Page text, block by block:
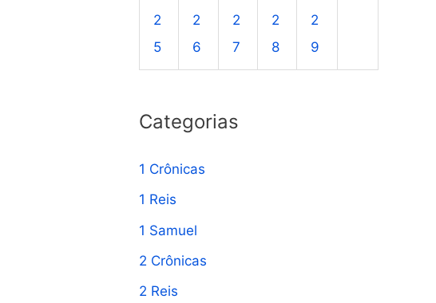
2
5
2
6
2
7
2
8
2
9
Categorias
1 Crônicas
1 Reis
1 Samuel
2 Crônicas
2 Reis